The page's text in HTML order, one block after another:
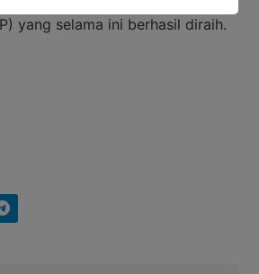
yang selama ini berhasil diraih.